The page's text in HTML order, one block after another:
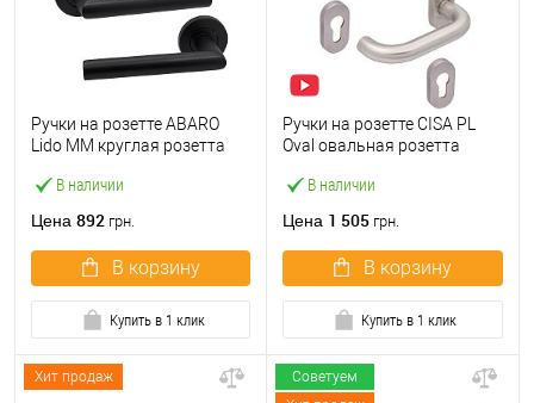
В наличии
Ручки на розетте ABARO
Lido MM круглая розетта
Цена 892 грн.
В корзину
Купить в 1 клик
В наличии
Ручки на розетте CISA PL
Oval овальная розетта
сталь
Цена 1 505 грн.
В корзину
Купить в 1 клик
Хит продаж
Советуем